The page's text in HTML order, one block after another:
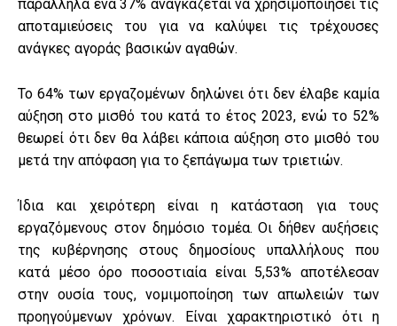
παράλληλα ένα 37% αναγκάζεται να χρησιμοποιήσει τις
αποταμιεύσεις του για να καλύψει τις τρέχουσες
ανάγκες αγοράς βασικών αγαθών.
Το 64% των εργαζομένων δηλώνει ότι δεν έλαβε καμία
αύξηση στο μισθό του κατά το έτος 2023, ενώ το 52%
θεωρεί ότι δεν θα λάβει κάποια αύξηση στο μισθό του
μετά την απόφαση για το ξεπάγωμα των τριετιών.
Ίδια και χειρότερη είναι η κατάσταση για τους
εργαζόμενους στον δημόσιο τομέα. Οι δήθεν αυξήσεις
της κυβέρνησης στους δημοσίους υπαλλήλους που
κατά μέσο όρο ποσοστιαία είναι 5,53% αποτέλεσαν
στην ουσία τους, νομιμοποίηση των απωλειών των
προηγούμενων χρόνων. Είναι χαρακτηριστικό ότι η